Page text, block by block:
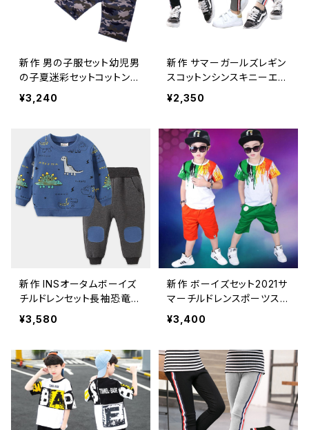
新作 男の子服セット幼児男
の子夏迷彩セットコットンT
シャツトップスショーツ2個
スポーツスーツチドレン
¥3,240
新作 サマーガールズレギン
スコットンシンスキニーエラ
スティックウエストパンツキ
ッズスポーツストライプパン
ンツ
¥2,350
新作 INSオータムボーイズ
チルドレンセット長袖恐竜ス
ウェットシャツフード付きコ
ート+パンツ2個スポーツス
¥3,580
新作 ボーイズセット2021サ
マーチルドレンスポーツス
ーツ半袖Tシャツパンツスー
ツキッズトラックスーツ3-12
¥3,400